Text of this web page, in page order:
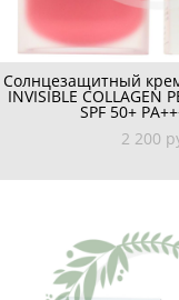
Солнцезащитный
INVISIBLE COLLAGEN
SPF 50+
2 200